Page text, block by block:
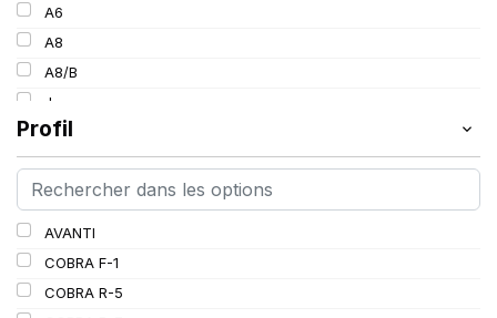
30
34
36
A6
A8
A8/B
J
L
PR
Profil
AVANTI
COBRA F-1
COBRA R-5